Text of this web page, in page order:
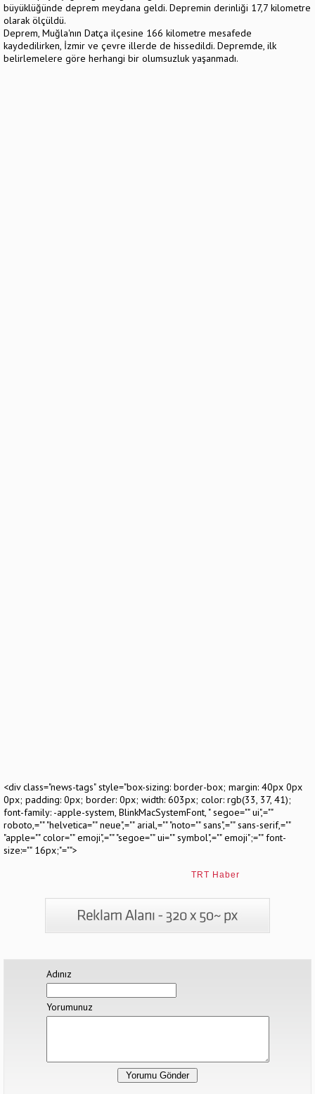
büyüklüğünde deprem meydana geldi. Depremin derinliği 17,7 kilometre
olarak ölçüldü.
Deprem, Muğla'nın Datça ilçesine 166 kilometre mesafede
kaydedilirken, İzmir ve çevre illerde de hissedildi. Depremde, ilk
belirlemelere göre herhangi bir olumsuzluk yaşanmadı.
<div class="news-tags" style="box-sizing: border-box; margin: 40px 0px
0px; padding: 0px; border: 0px; width: 603px; color: rgb(33, 37, 41);
font-family: -apple-system, BlinkMacSystemFont, " segoe="" ui",=""
roboto,="" "helvetica="" neue",="" arial,="" "noto="" sans",="" sans-serif,=""
"apple="" color="" emoji",="" "segoe="" ui="" symbol",="" emoji";="" font-
size:="" 16px;"="">
TRT Haber
Adınız
Yorumunuz